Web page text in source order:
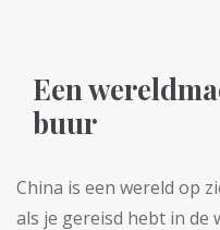
Een
buur
China is een wereld op
als je gereisd hebt in